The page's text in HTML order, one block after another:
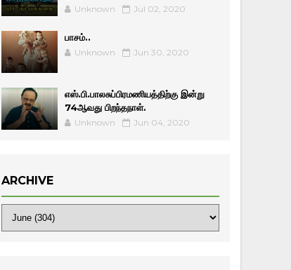
Unknown Jul 02, 2020
பாசம்..
Unknown Jun 30, 2020
எஸ்.பி.பாலசுப்பிரமணியத்திற்கு இன்று
74ஆவது பிறந்தநாள்.
Unknown Jun 04, 2020
ARCHIVE